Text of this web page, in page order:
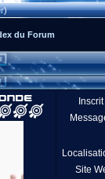
)
du Forum
Site